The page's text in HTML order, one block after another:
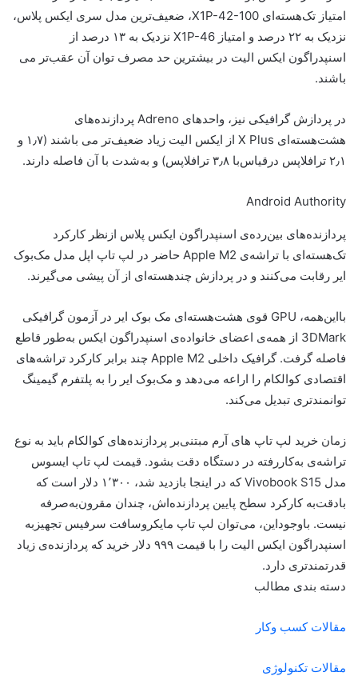
امتیاز تک‌هسته‌ای X1P-42-100، ضعیف‌ترین مدل سری ایکس پلاس،
نزدیک به ۲۲ درصد و امتیاز X1P-46 نزدیک به ۱۳ درصد از
اسنپدراگون ایکس الیت در بیشترین حد مصرف توان آن عقب‌تر می
باشند.
در پردازش گرافیکی نیز، واحدهای Adreno پردازنده‌های
هشت‌‌هسته‌ای X Plus از ایکس الیت زیاد ضعیف‌تر می باشند (۱٫۷ و
۲٫۱ ترافلاپس در‌قیاس‌با ۳٫۸ ترافلاپس) و به‌شدت با آن فاصله دارند.
Android Authority
پردازنده‌های بین‌رده‌ی اسنپدراگون ایکس پلاس از‌نظر کارکرد
تک‌هسته‌ای با تراشه‌ی Apple M2 حاضر در لپ تاپ اپل مدل مک‌بوک
ایر رقابت می‌کنند و در پردازش چندهسته‌ای از آن پیشی می‌گیرند.
بااین‌همه، GPU قوی هشت‌هسته‌ای مک بوک ایر در آزمون گرافیکی
3DMark از همه‌ی اعضای خانواده‌ی اسنپدراگون ایکس به‌طور قاطع
فاصله گرفت. گرافیک داخلی Apple M2 چند برابر کارکرد تراشه‌های
اقتصادی کوالکام را اراعه می‌دهد و مک‌بوک ایر را به پلتفرم گیمینگ
توانمندتری تبدیل می‌کند.
زمان خرید لپ تاپ های آرم مبتنی‌بر پردازنده‌های کوالکام باید به نوع
تراشه‌ی به‌کاررفته در دستگاه دقت بشود. قیمت لپ تاپ ایسوس
مدل Vivobook S15 که در اینجا بازدید شد، ۱٬۳۰۰ دلار است که
با‌دقت‌به کارکرد سطح پایین پردازنده‌اش، چندان مقرون‌به‌صرفه
نیست. با‌وجود‌این، می‌توان لپ‌ تاپ مایکروسافت سرفیس تجهیزبه
اسنپدراگون ایکس الیت را با قیمت ۹۹۹ دلار خرید که پردازنده‌ی زیاد
قدرتمندتری دارد.
دسته بندی مطالب
مقالات کسب وکار
مقالات تکنولوژی